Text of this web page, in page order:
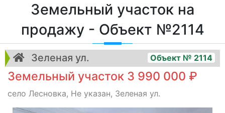
Земельный участок на
продажу - Объект №2114
Зеленая ул. Объект № 2114
Земельный участок 3 990 000 ₽
село Лесновка, Не указан, Зеленая ул.